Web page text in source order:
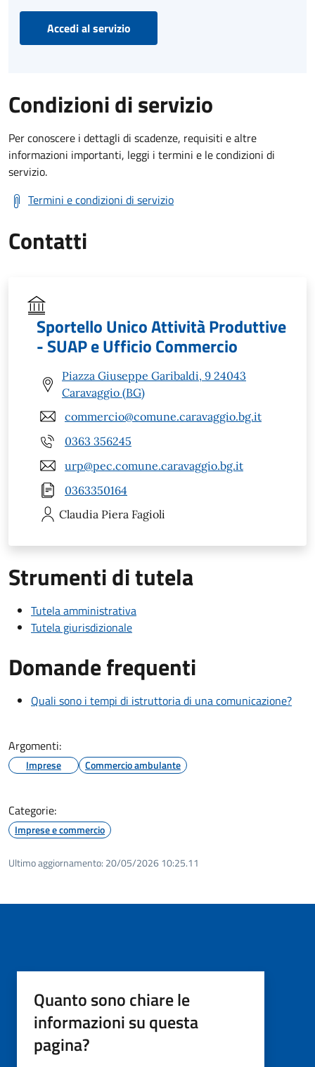
Accedi al servizio
Condizioni di servizio
Per conoscere i dettagli di scadenze, requisiti e altre
informazioni importanti, leggi i termini e le condizioni di
servizio.
Termini e condizioni di servizio
Contatti
Sportello Unico Attività Produttive
- SUAP e Ufficio Commercio
Piazza Giuseppe Garibaldi, 9 24043
Caravaggio (BG)
commercio@comune.caravaggio.bg.it
0363 356245
urp@pec.comune.caravaggio.bg.it
0363350164
Claudia Piera Fagioli
Strumenti di tutela
Tutela amministrativa
Tutela giurisdizionale
Domande frequenti
Quali sono i tempi di istruttoria di una comunicazione?
Argomenti:
Imprese Commercio ambulante
Categorie:
Imprese e commercio
Ultimo aggiornamento: 20/05/2026 10:25.11
Quanto sono chiare le
informazioni su questa
pagina?